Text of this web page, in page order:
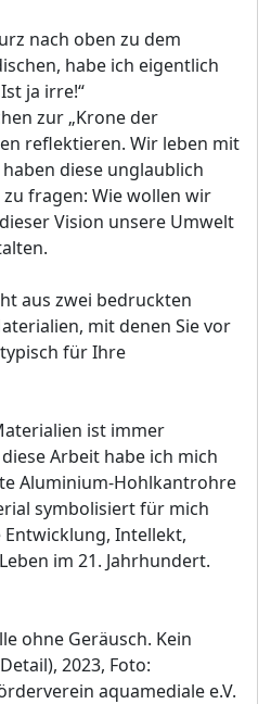
nach oben zu dem
habe ich eigentlich
ja irre!“
zur „Krone der
reflektieren. Wir leben mit
diese unglaublich
fragen: Wie wollen wir
Vision unsere Umwelt
aus zwei bedruckten
mit denen Sie vor
für Ihre
ist immer
Arbeit habe ich mich
Aluminium-Hohlkantrohre
symbolisiert für mich
Intellekt,
im 21. Jahrhundert.
ohne Geräusch. Kein
2023, Foto:
aquamediale e.V.